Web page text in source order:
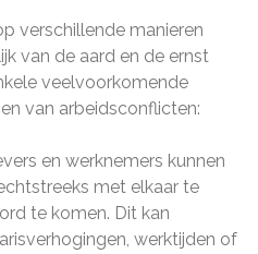
verschillende manieren
van de aard en de ernst
veelvoorkomende
van arbeidsconflicten:
en werknemers kunnen
met elkaar te
te komen. Dit kan
werktijden of